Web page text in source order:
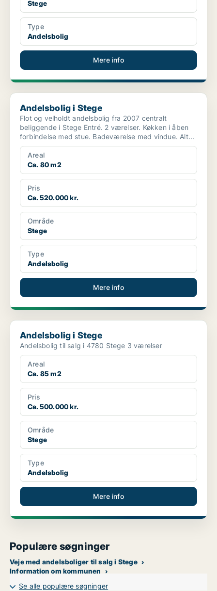
Stege
Type
Andelsbolig
Mere info
Andelsbolig i Stege
Andelsbolig i Stege
Flot og velholdt andelsbolig fra 2007 centralt
beliggende i Stege Entré. 2 værelser. Køkken i åben
forbindelse med stue. Badeværelse med vindue. Alt...
Areal
Ca. 80 m2
Pris
Ca. 520.000 kr.
Område
Stege
Type
Andelsbolig
Mere info
Andelsbolig i Stege
Andelsbolig i Stege
Andelsbolig til salg i 4780 Stege 3 værelser
Areal
Ca. 85 m2
Pris
Ca. 500.000 kr.
Område
Stege
Type
Andelsbolig
Mere info
Populære søgninger
Veje med andelsboliger til salg i Stege
Information om kommunen
Se alle populære søgninger